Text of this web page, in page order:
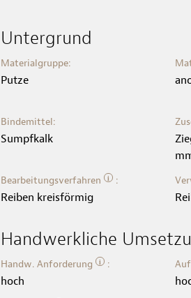
Untergrund
Materialgruppe:
Putze
Bindemittel:
Sumpfkalk
Bearbeitungsverfahren i :
Reiben kreisförmig
Handwerkliche
Handw. Anforderung i :
hoch